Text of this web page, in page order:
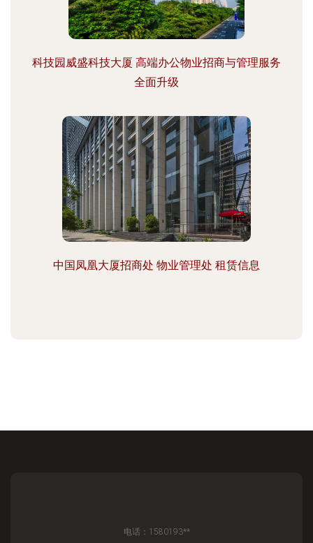
科技园威盛科技大厦 高端办公物业招商与管理服务
全面升级
中国凤凰大厦招商处 物业管理处 租赁信息
电话：1580193**